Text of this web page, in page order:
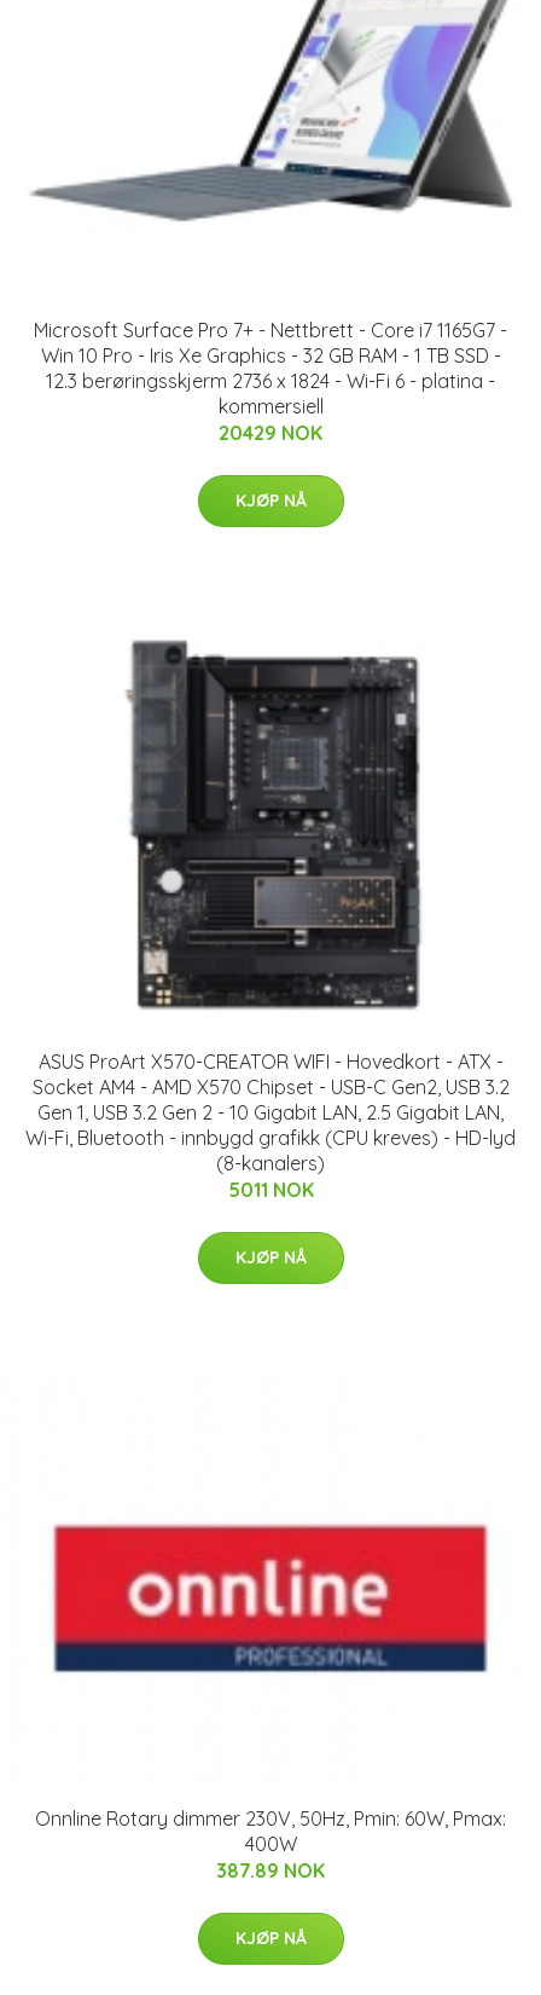
Microsoft Surface Pro 7+ - Nettbrett - Core i7 1165G7 -
Win 10 Pro - Iris Xe Graphics - 32 GB RAM - 1 TB SSD -
12.3 berøringsskjerm 2736 x 1824 - Wi-Fi 6 - platina -
kommersiell
20429 NOK
KJØP NÅ
ASUS ProArt X570-CREATOR WIFI - Hovedkort - ATX -
Socket AM4 - AMD X570 Chipset - USB-C Gen2, USB 3.2
Gen 1, USB 3.2 Gen 2 - 10 Gigabit LAN, 2.5 Gigabit LAN,
Wi-Fi, Bluetooth - innbygd grafikk (CPU kreves) - HD-lyd
(8-kanalers)
5011 NOK
KJØP NÅ
Onnline Rotary dimmer 230V, 50Hz, Pmin: 60W, Pmax:
400W
387.89 NOK
KJØP NÅ